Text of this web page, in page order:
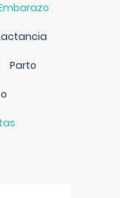
Parto